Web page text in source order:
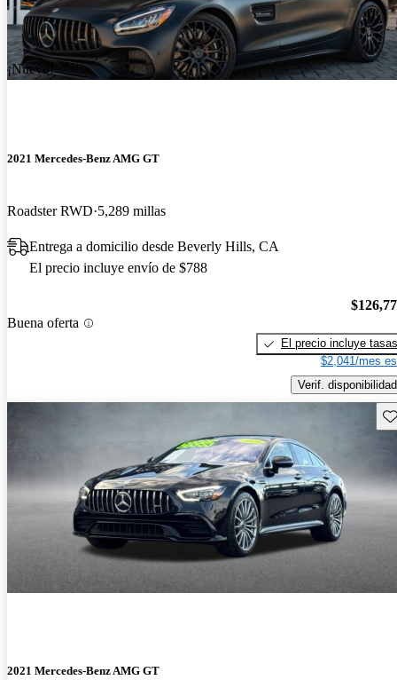
¡Nuevo!
2021 Mercedes-Benz AMG GT
Roadster RWD 5,289 millas
Entrega a domicilio desde Beverly Hills, CA
El precio incluye envío de $788
Buena oferta
El precio incluye tasas
$2,041/mes
Verif. disponibilidad
2021 Mercedes-Benz AMG GT